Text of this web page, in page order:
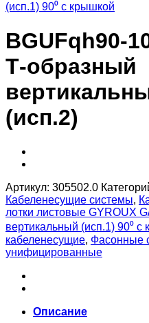
(исп.1) 90⁰ с крышкой
BGUFqh90-
Т-образный
(исп.2)
Артикул: 305502.0
Кабеленесущие системы,
лотки листовые GYROUX
вертикальный (исп.1) 90⁰ с
кабеленесущие, Фасонные
унифицированные
Описание